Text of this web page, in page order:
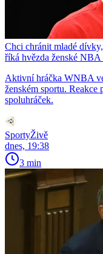
Chci chránit mladé
říká hvězda ženské
Aktivní hráčka WNBA
ženském sportu.
spoluhráček.
SportyŽivě
dnes, 19:38
3 min